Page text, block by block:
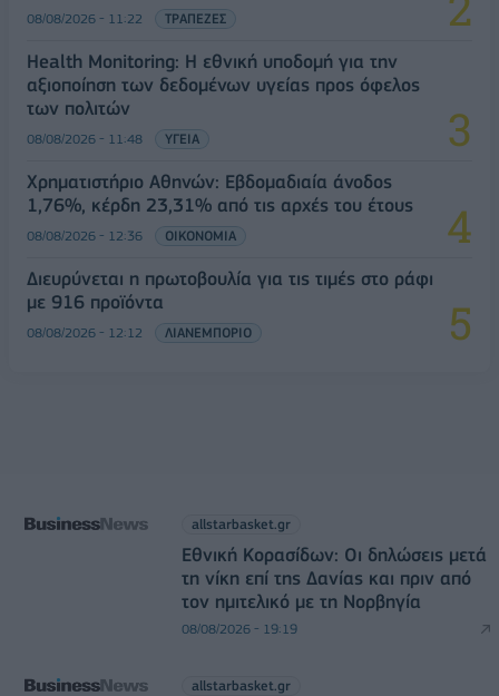
08/08/2026 - 11:22 ΤΡΑΠΕΖΕΣ
Health Monitoring: Η εθνική υποδομή για την
αξιοποίηση των δεδομένων υγείας προς όφελος
των πολιτών
08/08/2026 - 11:48 ΥΓΕΙΑ
Χρηματιστήριο Αθηνών: Εβδομαδιαία άνοδος
1,76%, κέρδη 23,31% από τις αρχές του έτους
08/08/2026 - 12:36 ΟΙΚΟΝΟΜΙΑ
Διευρύνεται η πρωτοβουλία για τις τιμές στο ράφι
με 916 προϊόντα
08/08/2026 - 12:12 ΛΙΑΝΕΜΠΟΡΙΟ
allstarbasket.gr
Εθνική Κορασίδων: Οι δηλώσεις μετά
τη νίκη επί της Δανίας και πριν από
τον ημιτελικό με τη Νορβηγία
08/08/2026 - 19:19
allstarbasket.gr